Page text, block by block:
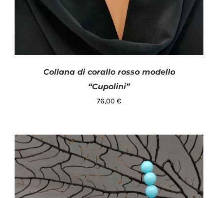
AGGIUNGI AL CARRELLO / DETTAGLI
Collana di corallo rosso modello
“Cupolini”
76,00 €